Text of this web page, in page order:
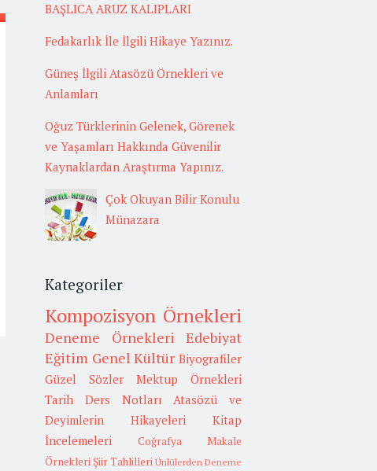
BAŞLICA ARUZ KALIPLARI
Fedakarlık İle İlgili Hikaye Yazınız.
Güneş İlgili Atasözü Örnekleri ve
Anlamları
Oğuz Türklerinin Gelenek, Görenek
ve Yaşamları Hakkında Güvenilir
Kaynaklardan Araştırma Yapınız.
Çok Okuyan Bilir Konulu
Münazara
Kategoriler
Kompozisyon Örnekleri
Deneme Örnekleri
Edebiyat
Eğitim Genel Kültür Biyografiler
Güzel Sözler
Mektup Örnekleri
Tarih
Ders Notları
Atasözü ve
Deyimlerin Hikayeleri
Kitap
İncelemeleri
Coğrafya
Makale
Örnekleri Şiir Tahlilleri Ünlülerden Deneme